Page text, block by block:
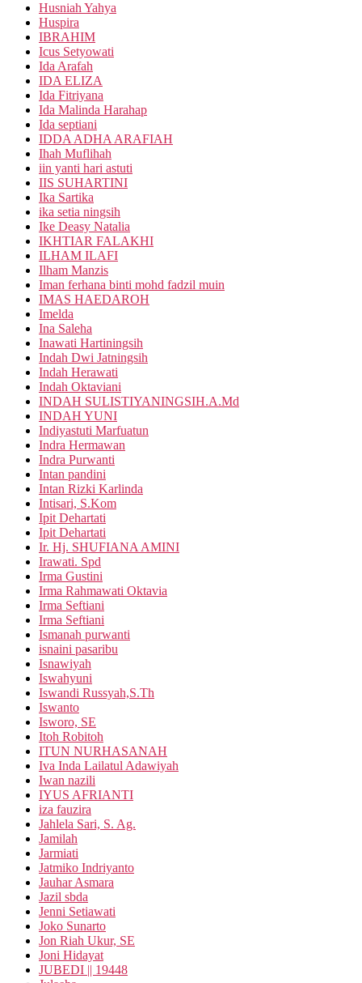
Husniah Yahya
Huspira
IBRAHIM
Icus Setyowati
Ida Arafah
IDA ELIZA
Ida Fitriyana
Ida Malinda Harahap
Ida septiani
IDDA ADHA ARAFIAH
Ihah Muflihah
iin yanti hari astuti
IIS SUHARTINI
Ika Sartika
ika setia ningsih
Ike Deasy Natalia
IKHTIAR FALAKHI
ILHAM ILAFI
Ilham Manzis
Iman ferhana binti mohd fadzil muin
IMAS HAEDAROH
Imelda
Ina Saleha
Inawati Hartiningsih
Indah Dwi Jatningsih
Indah Herawati
Indah Oktaviani
INDAH SULISTIYANINGSIH.A.Md
INDAH YUNI
Indiyastuti Marfuatun
Indra Hermawan
Indra Purwanti
Intan pandini
Intan Rizki Karlinda
Intisari, S.Kom
Ipit Dehartati
Ipit Dehartati
Ir. Hj. SHUFIANA AMINI
Irawati. Spd
Irma Gustini
Irma Rahmawati Oktavia
Irma Seftiani
Irma Seftiani
Ismanah purwanti
isnaini pasaribu
Isnawiyah
Iswahyuni
Iswandi Russyah,S.Th
Iswanto
Isworo, SE
Itoh Robitoh
ITUN NURHASANAH
Iva Inda Lailatul Adawiyah
Iwan nazili
IYUS AFRIANTI
iza fauzira
Jahlela Sari, S. Ag.
Jamilah
Jarmiati
Jatmiko Indriyanto
Jauhar Asmara
Jazil sbda
Jenni Setiawati
Joko Sunarto
Jon Riah Ukur, SE
Joni Hidayat
JUBEDI || 19448